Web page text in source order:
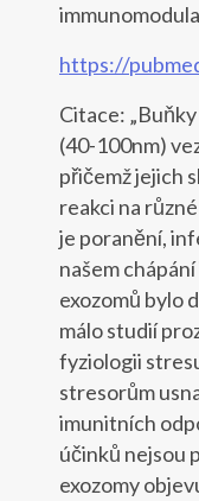
https://
Citace:
(40-100nm)
přičemž jejich
reakci na
je poranění,
našem
exozomů bylo
málo studií
fyziologii
stresorům
imunitních
účinků nejsou
exozomy